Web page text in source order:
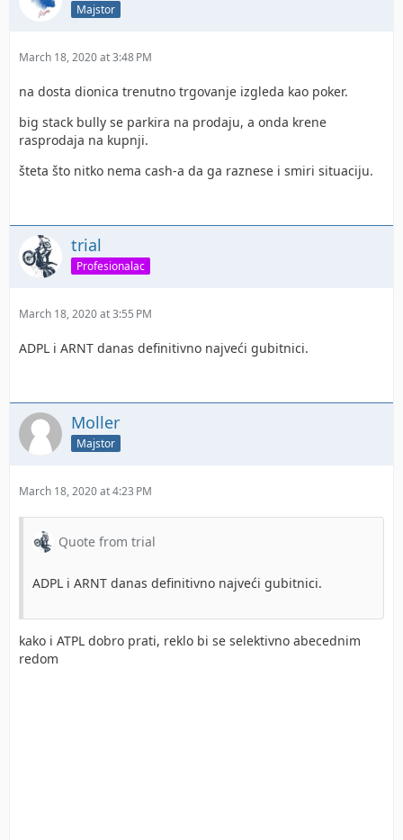
Majstor
March 18, 2020 at 3:48 PM
na dosta dionica trenutno trgovanje izgleda kao poker.
big stack bully se parkira na prodaju, a onda krene
rasprodaja na kupnji.
šteta što nitko nema cash-a da ga raznese i smiri situaciju.
trial
Profesionalac
March 18, 2020 at 3:55 PM
ADPL i ARNT danas definitivno najveći gubitnici.
Moller
Majstor
March 18, 2020 at 4:23 PM
Quote from trial
ADPL i ARNT danas definitivno najveći gubitnici.
kako i ATPL dobro prati, reklo bi se selektivno abecednim
redom